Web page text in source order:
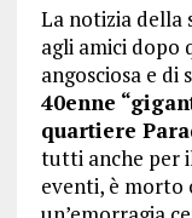
La notizia della
agli amici dopo
angosciosa e di
40enne
quartiere
tutti anche per
eventi, è morto